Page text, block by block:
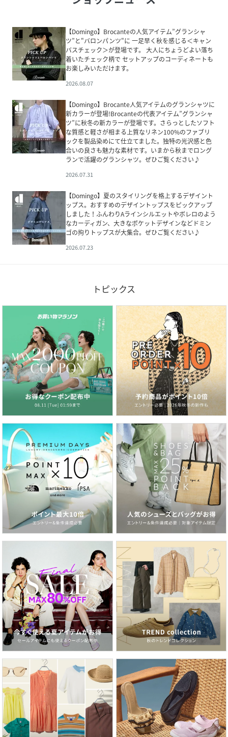
【Domingo】Brocanteの人気アイテム”グランシャ
ツ”と"バロンパンツ"に 一足早く秋を感じる＜キャン
バスチェック＞が登場です。 大人にちょうどよい落ち
着いたチェック柄で セットアップのコーディネートも
お楽しみいただけます。
2026.08.07
【Domingo】Brocante人気アイテムのグランシャツに
新カラーが登場!Brocanteの代表アイテム”グランシャ
ツ”に秋冬の新カラーが登場です。さらっとしたソフト
な質感と軽さが相まる上質なリネン100%のファブリ
ックを製品染めにて仕立てました。独特の光沢感と色
合いの良さも魅力な素材です。いまから秋までロング
ランで活躍のグランシャツ。ぜひご覧ください♪
2026.07.31
【Domingo】夏のスタイリングを格上するデザイント
ップス。おすすめのデザイントップスをピックアップ
しました！ふんわりAラインシルエットやボレロのよう
なカーディガン、大きなポケットデザインなどドミン
ゴの拘りトップスが大集合。ぜひご覧ください♪
2026.07.23
トピックス